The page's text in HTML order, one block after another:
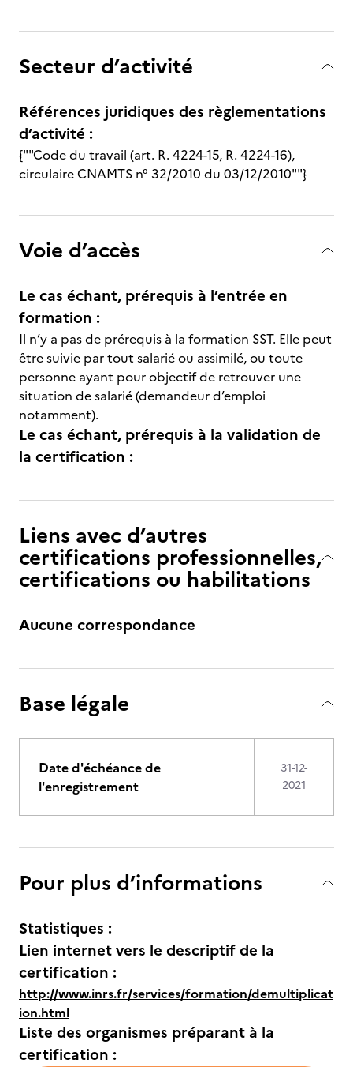
Secteur d’activité
Références juridiques des règlementations
d’activité :
{""Code du travail (art. R. 4224-15, R. 4224-16),
circulaire CNAMTS n° 32/2010 du 03/12/2010""}
Voie d’accès
Le cas échant, prérequis à l’entrée en
formation :
Il n’y a pas de prérequis à la formation SST. Elle peut
être suivie par tout salarié ou assimilé, ou toute
personne ayant pour objectif de retrouver une
situation de salarié (demandeur d’emploi
notamment).
Le cas échant, prérequis à la validation de
la certification :
Liens avec d’autres
certifications professionnelles,
certifications ou habilitations
Aucune correspondance
Base légale
Date d'échéance de
l'enregistrement
31-12-
2021
Pour plus d’informations
Statistiques :
Lien internet vers le descriptif de la
certification :
http://www.inrs.fr/services/formation/demultiplicat
ion.html
Liste des organismes préparant à la
certification :